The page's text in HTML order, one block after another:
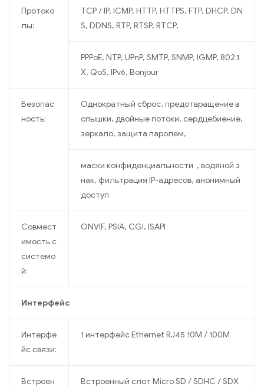
Протоко
лы:
TCP / IP, ICMP, HTTP, HTTPS, FTP, DHCP, DN
S, DDNS, RTP, RTSP, RTCP,
PPPoE, NTP, UPnP, SMTP, SNMP, IGMP, 802.1
X, QoS, IPv6, Bonjour
Безопас
ность:
Однократный сброс, предотвращение в
спышки, двойные потоки, сердцебиение,
зеркало, защита паролем,
маски конфиденциальности , водяной з
нак, фильтрация IP-адресов, анонимный
доступ
Совмест
имость с
системо
й:
ONVIF, PSIA, CGI, ISAPI
Интерфейс
Интерфе
йс связи:
1 интерфейс Ethernet RJ45 10M / 100M
Встроен
Встроенный слот Micro SD / SDHC / SDX